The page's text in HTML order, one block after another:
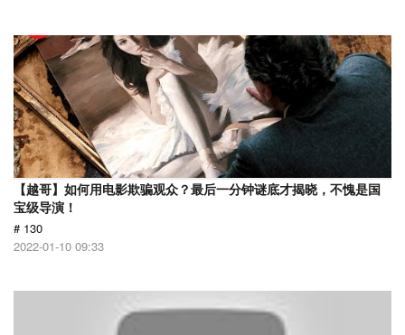
【越哥】如何用电影欺骗观众？最后一分钟谜底才揭晓，不愧是国
宝级导演！
# 130
2022-01-10 09:33